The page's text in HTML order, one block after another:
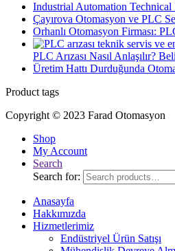
Industrial Automation
Çayırova Otomasyon ve PLC
Orhanlı Otomasyon Firması:
PLC Arızası Nasıl Anlaşılır?
Üretim Hattı Durduğunda
Product tags
Copyright © 2023 Farad Otomasyon
Shop
My Account
Search
Search for:
Anasayfa
Hakkımızda
Hizmetlerimiz
Endüstriyel Ürün Satışı